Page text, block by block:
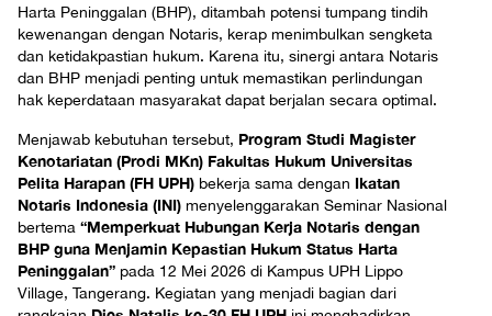
Harta Peninggalan (BHP), ditambah potensi tumpang tindih
kewenangan dengan Notaris, kerap menimbulkan sengketa
dan ketidakpastian hukum. Karena itu, sinergi antara Notaris
dan BHP menjadi penting untuk memastikan perlindungan
hak keperdataan masyarakat dapat berjalan secara optimal.
Menjawab kebutuhan tersebut, Program Studi Magister
Kenotariatan (Prodi MKn) Fakultas Hukum Universitas
Pelita Harapan (FH UPH) bekerja sama dengan Ikatan
Notaris Indonesia (INI) menyelenggarakan Seminar Nasional
bertema “Memperkuat Hubungan Kerja Notaris dengan
BHP guna Menjamin Kepastian Hukum Status Harta
Peninggalan” pada 12 Mei 2026 di Kampus UPH Lippo
Village, Tangerang. Kegiatan yang menjadi bagian dari